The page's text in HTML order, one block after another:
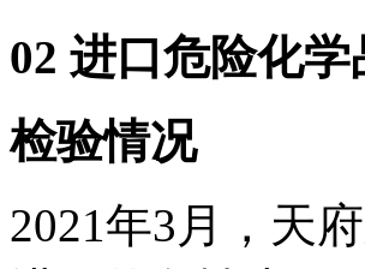
02 进口危险化
检验情况
2021年3月，天